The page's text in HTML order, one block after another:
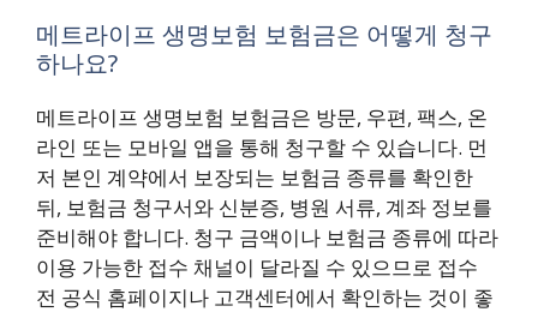
메트라이프 생명보험 보험금은 어떻게 청구
하나요?
메트라이프 생명보험 보험금은 방문, 우편, 팩스, 온
라인 또는 모바일 앱을 통해 청구할 수 있습니다. 먼
저 본인 계약에서 보장되는 보험금 종류를 확인한
뒤, 보험금 청구서와 신분증, 병원 서류, 계좌 정보를
준비해야 합니다. 청구 금액이나 보험금 종류에 따라
이용 가능한 접수 채널이 달라질 수 있으므로 접수
전 공식 홈페이지나 고객센터에서 확인하는 것이 좋